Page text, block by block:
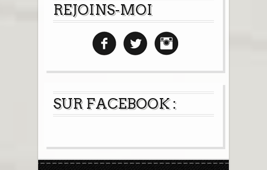
REJOINS-MOI
SUR FACEBOOK :